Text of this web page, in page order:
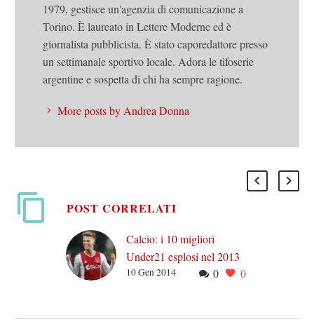
1979, gestisce un'agenzia di comunicazione a
Torino. È laureato in Lettere Moderne ed è
giornalista pubblicista. È stato caporedattore presso
un settimanale sportivo locale. Adora le tifoserie
argentine e sospetta di chi ha sempre ragione.
More posts by Andrea Donna
POST CORRELATI
Calcio: i 10 migliori
Under21 esplosi nel 2013
Pogba, Marquinhos,0 0
10 Gen 2014